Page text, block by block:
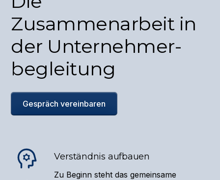
Zusammenarbeit in
der Unternehmer-
begleitung
Gespräch vereinbaren
Verständnis aufbauen
Zu Beginn steht das gemeinsame